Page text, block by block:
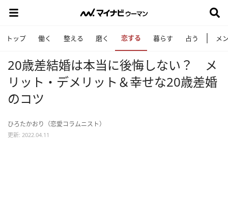
トップ 働く 整える 磨く 恋する 暮らす 占う メ
20歳差結婚は本当に後悔しない？ メ
リット・デメリット＆幸せな20歳差婚
のコツ
ひろたかおり（恋愛コラムニスト）
更新: 2022.04.11